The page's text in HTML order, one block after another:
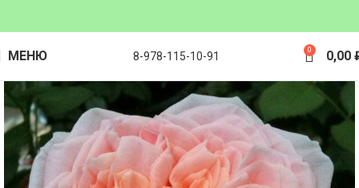
МЕНЮ 8-978-115-10-91 0 0,00